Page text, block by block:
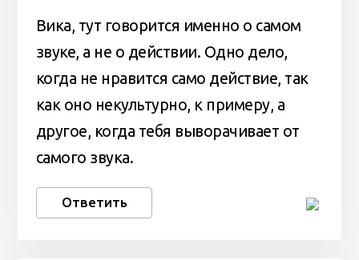
Вика, тут говорится именно о самом
звуке, а не о действии. Одно дело,
когда не нравится само действие, так
как оно некультурно, к примеру, а
другое, когда тебя выворачивает от
самого звука.
Ответить